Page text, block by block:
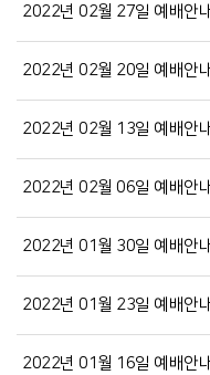
2022년 02월 27일 예배안
2022년 02월 20일 예배안
2022년 02월 13일 예배안
2022년 02월 06일 예배안
2022년 01월 30일 예배안
2022년 01월 23일 예배안
2022년 01월 16일 예배안